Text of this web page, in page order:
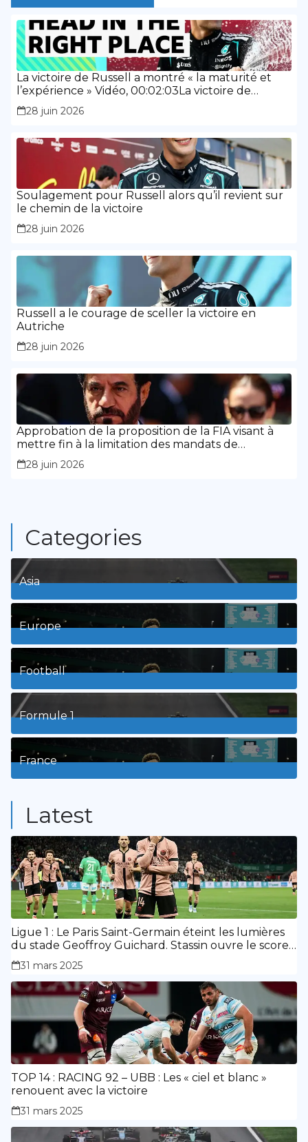
La victoire de Russell a montré « la maturité et
l’expérience » Vidéo, 00:02:03La victoire de
Russell a montré « la maturité et l’expérience »
28 juin 2026
Soulagement pour Russell alors qu’il revient sur
le chemin de la victoire
28 juin 2026
Russell a le courage de sceller la victoire en
Autriche
28 juin 2026
Approbation de la proposition de la FIA visant à
mettre fin à la limitation des mandats de
présidence
28 juin 2026
Categories
Asia
1Posts
Europe
3Posts
Football
8Posts
Formule 1
3Posts
France
Latest
Ligue 1 : Le Paris Saint-Germain éteint les lumières
du stade Geoffroy Guichard. Stassin ouvre le score,
doublé de Doué.
31 mars 2025
TOP 14 : RACING 92 – UBB : Les « ciel et blanc »
renouent avec la victoire
31 mars 2025